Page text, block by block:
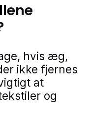
hvis æg,
ikke fjernes
at
og